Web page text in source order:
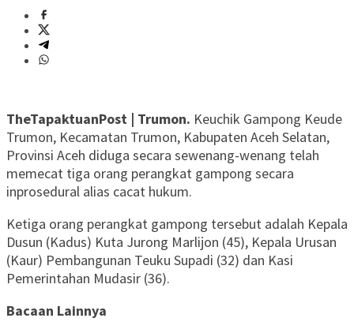
TheTapaktuanPost | Trumon. Keuchik Gampong Keude
Trumon, Kecamatan Trumon, Kabupaten Aceh Selatan,
Provinsi Aceh diduga secara sewenang-wenang telah
memecat tiga orang perangkat gampong secara
inprosedural alias cacat hukum.
Ketiga orang perangkat gampong tersebut adalah Kepala
Dusun (Kadus) Kuta Jurong Marlijon (45), Kepala Urusan
(Kaur) Pembangunan Teuku Supadi (32) dan Kasi
Pemerintahan Mudasir (36).
Bacaan Lainnya